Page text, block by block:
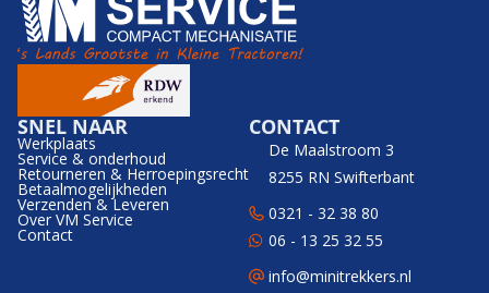
SNEL NAAR
Werkplaats
Service & onderhoud
Retourneren & Herroepingsrecht
Betaalmogelijkheden
Verzenden & Leveren
Over VM Service
Contact
CONTACT
De Maalstroom 3
8255 RN Swifterbant
0321 - 32 38 80
06 - 13 25 32 55
info@minitrekkers.nl